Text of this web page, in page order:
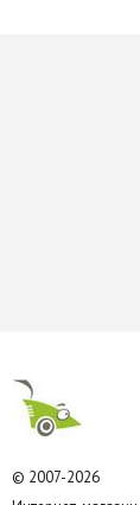
© 2007-2026